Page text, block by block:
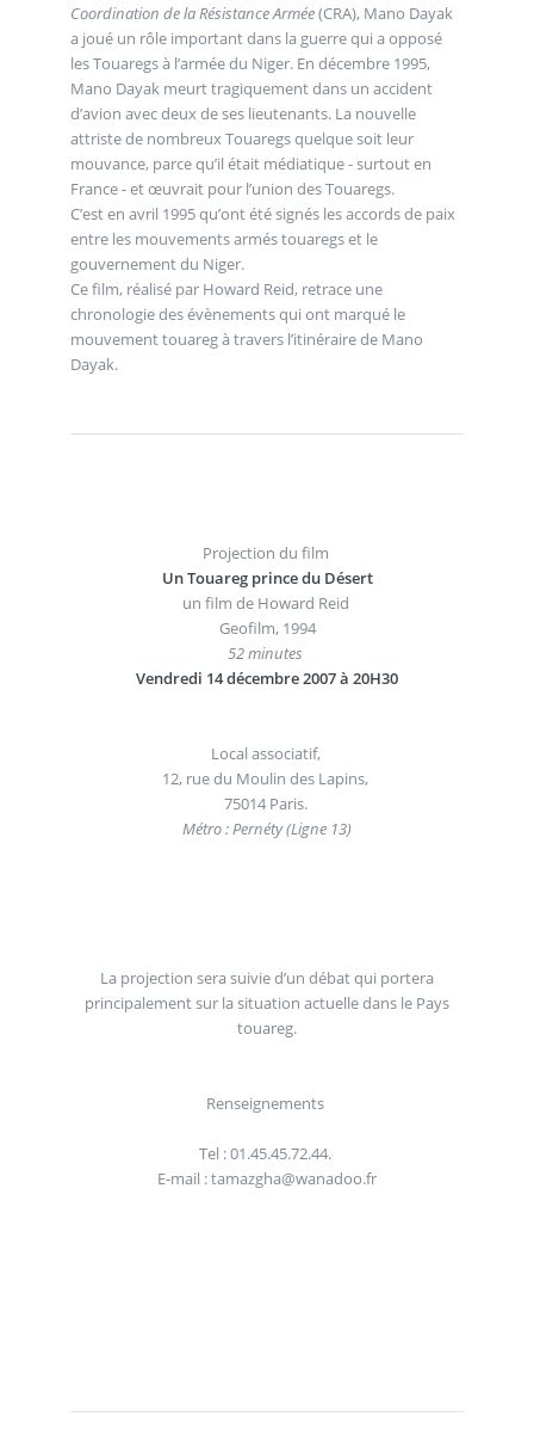
Coordination de la Résistance Armée(CRA), Mano Dayak
a joué un rôle important dans la guerre qui a opposé
les Touaregs à l’armée du Niger. En décembre 1995,
Mano Dayak meurt tragiquement dans un accident
d’avion avec deux de ses lieutenants. La nouvelle
attriste de nombreux Touaregs quelque soit leur
mouvance, parce qu’il était médiatique - surtout en
France - et œuvrait pour l’union des Touaregs.
C’est en avril 1995 qu’ont été signés les accords de paix
entre les mouvements armés touaregs et le
gouvernement du Niger.
Ce film, réalisé par Howard Reid, retrace une
chronologie des évènements qui ont marqué le
mouvement touareg à travers l’itinéraire de Mano
Dayak.
Projection du film
Un Touareg prince du Désert
un film de Howard Reid
Geofilm, 1994
52 minutes
Vendredi 14 décembre 2007 à 20H30
Local associatif,
12, rue du Moulin des Lapins,
75014 Paris.
Métro : Pernéty (Ligne 13)
La projection sera suivie d’un débat qui portera
principalement sur la situation actuelle dans le Pays
touareg.
Renseignements
Tel : 01.45.45.72.44.
E-mail : tamazgha@wanadoo.fr